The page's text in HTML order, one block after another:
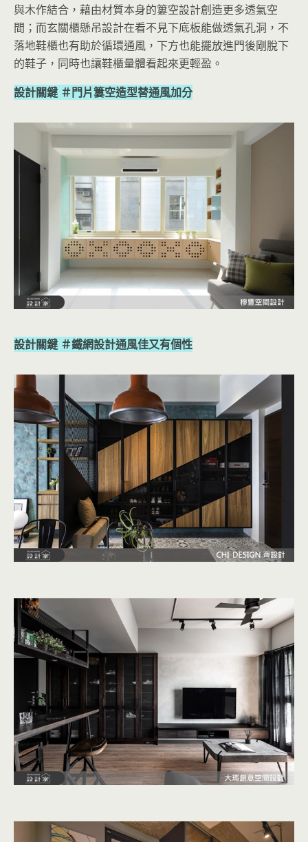
與木作結合，藉由材質本身的簍空設計創造更多透氣空
間；而玄關櫃懸吊設計在看不見下底板能做透氣孔洞，不
落地鞋櫃也有助於循環通風，下方也能擺放進門後剛脫下
的鞋子，同時也讓鞋櫃量體看起來更輕盈。
設計關鍵 ＃門片簍空造型替通風加分
設計關鍵 ＃鐵網設計通風佳又有個性